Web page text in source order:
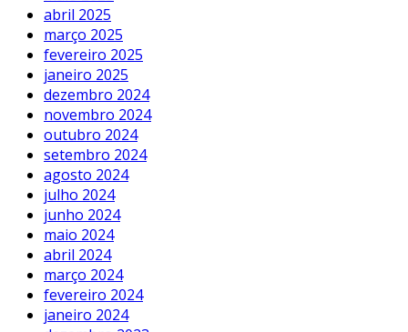
abril 2025
março 2025
fevereiro 2025
janeiro 2025
dezembro 2024
novembro 2024
outubro 2024
setembro 2024
agosto 2024
julho 2024
junho 2024
maio 2024
abril 2024
março 2024
fevereiro 2024
janeiro 2024